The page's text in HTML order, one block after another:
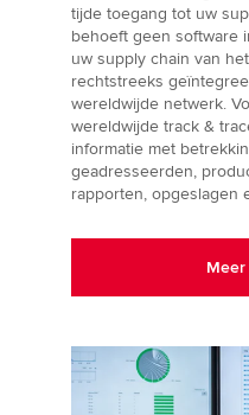
tijde toegang tot uw
behoeft geen software
uw supply chain van
rechtstreeks
wereldwijde netwerk.
wereldwijde track &
informatie met
geadresseerden,
rapporten, opgeslagen